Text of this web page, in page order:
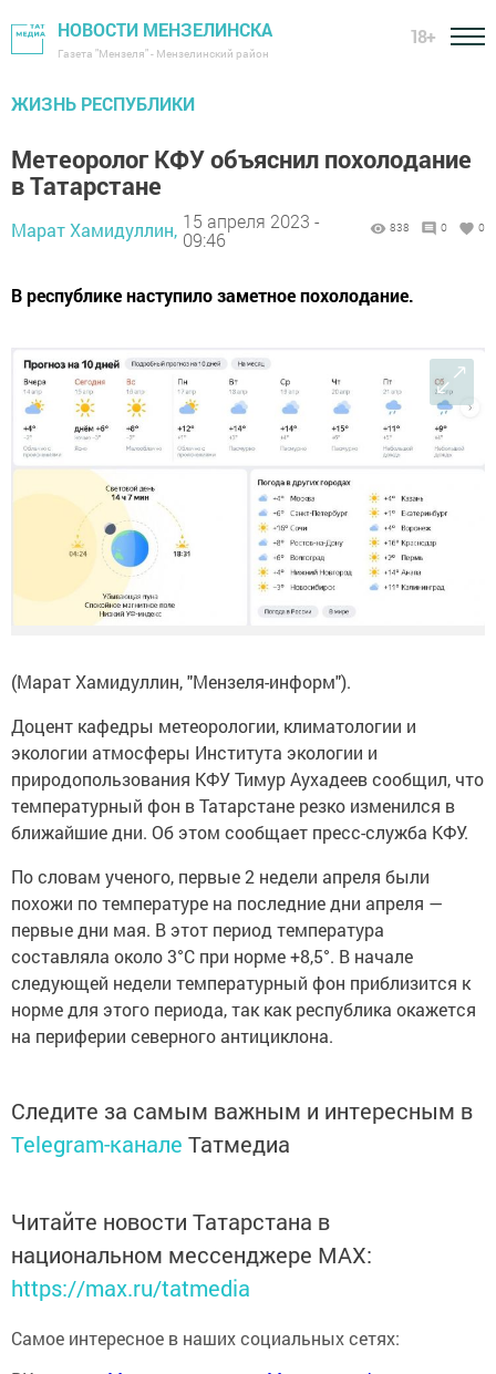
НОВОСТИ МЕНЗЕЛИНСКА
Газета "Мензеля" - Мензелинский район
18+
ЖИЗНЬ РЕСПУБЛИКИ
Метеоролог КФУ объяснил похолодание
в Татарстане
Марат Хамидуллин, 15 апреля 2023 -
09:46
838 0 0
В республике наступило заметное похолодание.
(Марат Хамидуллин, "Мензеля-информ").
Доцент кафедры метеорологии, климатологии и
экологии атмосферы Института экологии и
природопользования КФУ Тимур Аухадеев сообщил, что
температурный фон в Татарстане резко изменился в
ближайшие дни. Об этом сообщает пресс-служба КФУ.
По словам ученого, первые 2 недели апреля были
похожи по температуре на последние дни апреля —
первые дни мая. В этот период температура
составляла около 3°C при норме +8,5°. В начале
следующей недели температурный фон приблизится к
норме для этого периода, так как республика окажется
на периферии северного антициклона.
Следите за самым важным и интересным в
Telegram-канале Татмедиа
Читайте новости Татарстана в
национальном мессенджере MАХ:
https://max.ru/tatmedia
Самое интересное в наших социальных сетях: